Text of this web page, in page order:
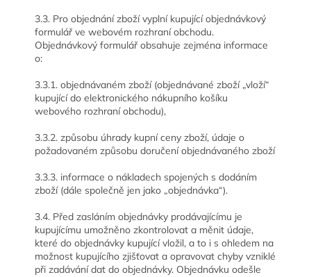
3.3. Pro objednání zboží vyplní kupující objednávkový
formulář ve webovém rozhraní obchodu.
Objednávkový formulář obsahuje zejména informace
o:
3.3.1. objednávaném zboží (objednávané zboží „vloží“
kupující do elektronického nákupního košíku
webového rozhraní obchodu),
3.3.2. způsobu úhrady kupní ceny zboží, údaje o
požadovaném způsobu doručení objednávaného zboží
3.3.3. informace o nákladech spojených s dodáním
zboží (dále společně jen jako „objednávka“).
3.4. Před zasláním objednávky prodávajícímu je
kupujícímu umožněno zkontrolovat a měnit údaje,
které do objednávky kupující vložil, a to i s ohledem na
možnost kupujícího zjišťovat a opravovat chyby vzniklé
při zadávání dat do objednávky. Objednávku odešle